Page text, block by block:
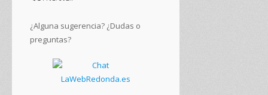
¿Alguna sugerencia? ¿Dudas o
preguntas?